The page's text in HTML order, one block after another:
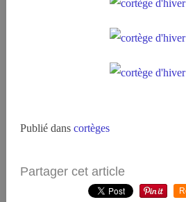
Publié dans cortèges
Partager cet article